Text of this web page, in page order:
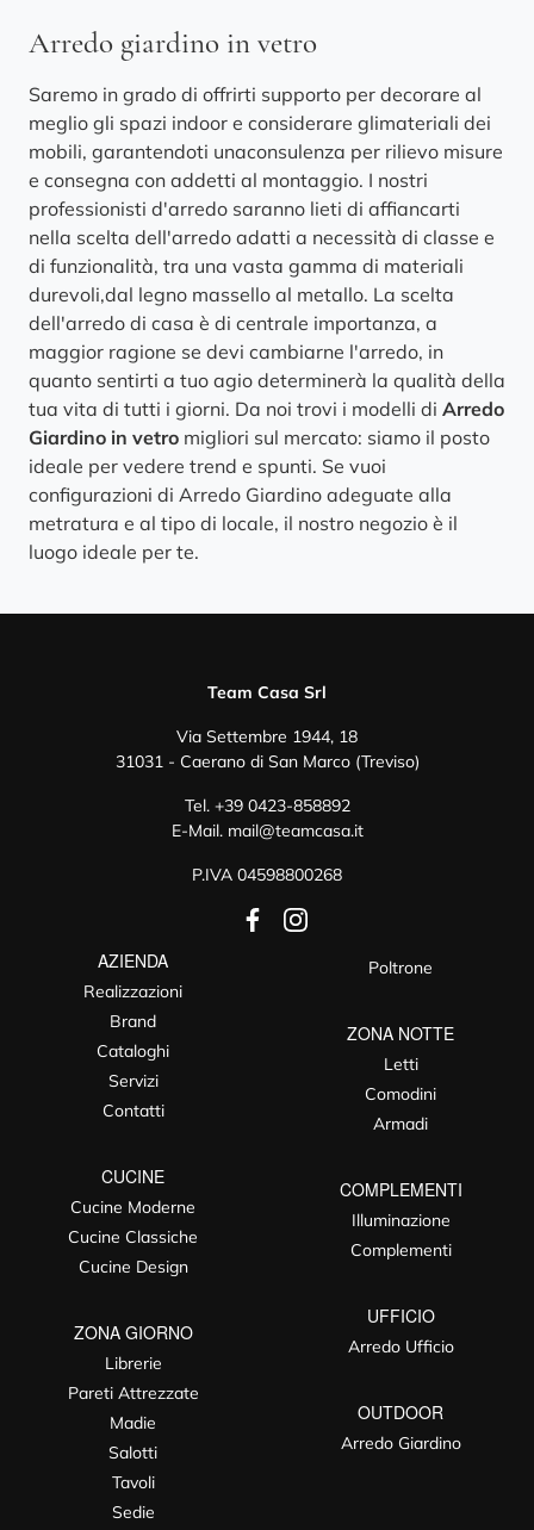
Arredo giardino in vetro
Saremo in grado di offrirti supporto per decorare al
meglio gli spazi indoor e considerare glimateriali dei
mobili, garantendoti unaconsulenza per rilievo misure
e consegna con addetti al montaggio. I nostri
professionisti d'arredo saranno lieti di affiancarti
nella scelta dell'arredo adatti a necessità di classe e
di funzionalità, tra una vasta gamma di materiali
durevoli,dal legno massello al metallo. La scelta
dell'arredo di casa è di centrale importanza, a
maggior ragione se devi cambiarne l'arredo, in
quanto sentirti a tuo agio determinerà la qualità della
tua vita di tutti i giorni. Da noi trovi i modelli di Arredo
Giardino in vetro migliori sul mercato: siamo il posto
ideale per vedere trend e spunti. Se vuoi
configurazioni di Arredo Giardino adeguate alla
metratura e al tipo di locale, il nostro negozio è il
luogo ideale per te.
Team Casa Srl
Via Settembre 1944, 18
31031 - Caerano di San Marco (Treviso)
Tel. +39 0423-858892
E-Mail. mail@teamcasa.it
P.IVA 04598800268
AZIENDA
Realizzazioni
Brand
Cataloghi
Servizi
Contatti
CUCINE
Cucine Moderne
Cucine Classiche
Cucine Design
ZONA GIORNO
Librerie
Pareti Attrezzate
Madie
Salotti
Tavoli
Sedie
Poltrone
ZONA NOTTE
Letti
Comodini
Armadi
COMPLEMENTI
Illuminazione
Complementi
UFFICIO
Arredo Ufficio
OUTDOOR
Arredo Giardino